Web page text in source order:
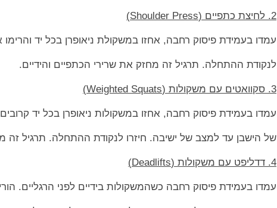
2. לחיצת כתפיים (Shoulder Press)
עמדו בעמידת פיסוק רחבה, אחזו במשקולת ניאופרן בכל יד
לנקודת ההתחלה. תרגיל זה מחזק את שרירי הכתפיים והידיים.
3. סקוואטים עם משקולות (Weighted Squats)
עמדו בעמידת פיסוק רחבה, אחזו במשקולות ניאופרן בכל יד קרובים
של הישבן עד למצב של ישיבה. חיזרו לנקודת ההתחלה. תרגיל זה
4. דדליפט עם משקולות (Deadlifts)
עמדו בעמידת פיסוק רחבה כשהמשקולות בידיים לפני הרגליים.